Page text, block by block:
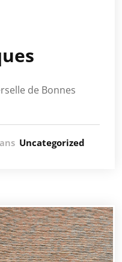
de Bonnes
Uncategorized